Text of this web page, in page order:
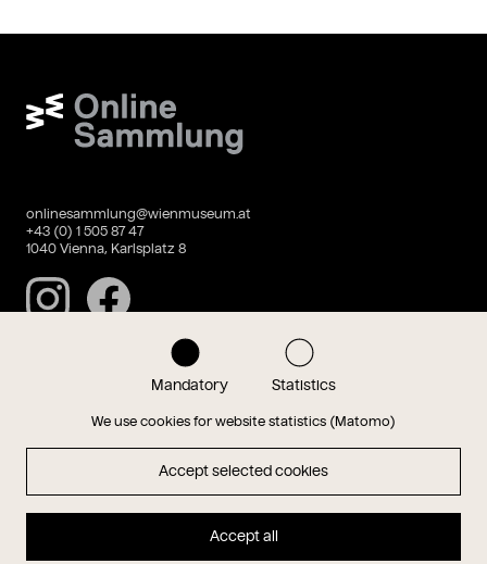
Mandatory Statistics
We use cookies for website statistics (Matomo)
Accept selected cookies
Accept all
Wien Museum Online Sammlung
onlinesammlung@wienmuseum.at
+43 (0) 1 505 87 47
1040 Vienna, Karlsplatz 8
InstagramFacebook
Magazin
Hauptseite
Imprint